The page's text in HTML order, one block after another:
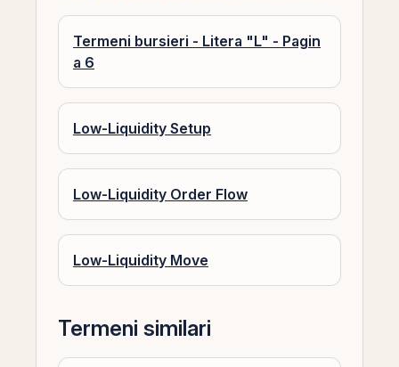
Termeni bursieri - Litera "L" - Pagin
a 6
Low-Liquidity Setup
Low-Liquidity Order Flow
Low-Liquidity Move
Termeni similari